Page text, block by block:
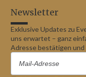
Newsletter
Exklusive Updates zu
uns erwartet – ganz
Adresse bestätigen